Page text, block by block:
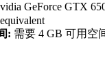
GeForce GTX
: 需要 4 GB 可用空